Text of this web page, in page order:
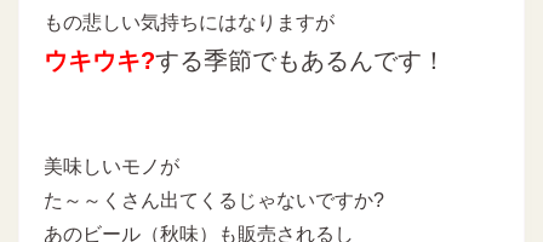
もの悲しい気持ちにはなりますが
ウキウキ?する季節でもあるんです！
美味しいモノが
た～～くさん出てくるじゃないですか?
あのビール（秋味）も販売されるし